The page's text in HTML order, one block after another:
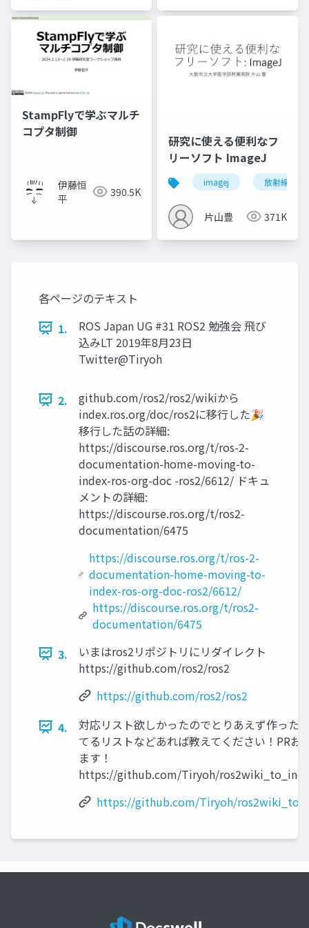
StampFlyで学ぶマルチ
コプタ制御
伊藤恒
平
390.5K
研究に使える便利なフ
リーソフト ImageJ
imagej 放射線技師
片山豊 371K
各ページのテキスト
1.
ROS Japan UG #31 ROS2 勉強会 飛び
込みLT 2019年8月23日
Twitter@Tiryoh
2.
github.com/ros2/ros2/wikiから
index.ros.org/doc/ros2に移行した🎉
移行した話の詳細:
https://discourse.ros.org/t/ros-2-
documentation-home-moving-to-
index-ros-org-doc -ros2/6612/ ドキュ
メントの詳細:
https://discourse.ros.org/t/ros2-
documentation/6475
https://discourse.ros.org/t/ros-2-
documentation-home-moving-to-
index-ros-org-doc-ros2/6612/
https://discourse.ros.org/t/ros2-
documentation/6475
3.
いまはros2リポジトリにリダイレクト
https://github.com/ros2/ros2
https://github.com/ros2/ros2
4.
対応リスト欲しかったのでとりあえず作った
てるリストなどあれば教えてください！PRお
ます！
https://github.com/Tiryoh/
https://github.com/Tiryoh/